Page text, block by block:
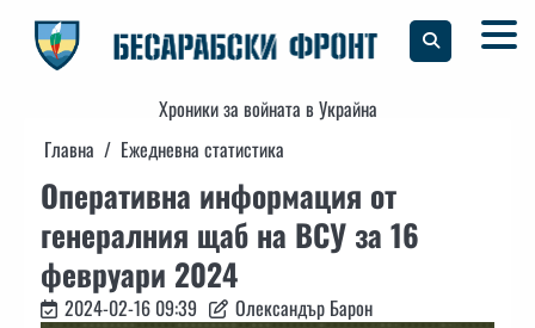
content
Хроники за войната в Украйна
Главна
Ежедневна статистика
Оперативна информация от
генералния щаб на ВСУ за 16
февруари 2024
2024-02-16 09:39 Олександър Барон